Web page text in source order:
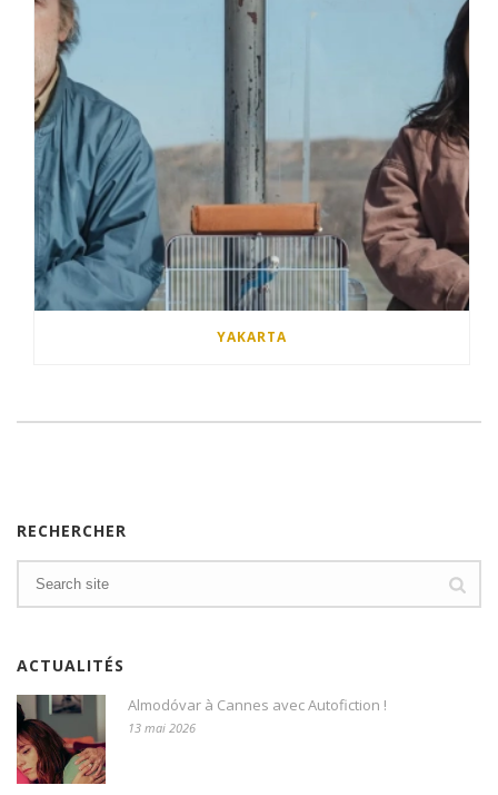
YAKARTA
RECHERCHER
ACTUALITÉS
Almodóvar à Cannes avec Autofiction !
13 mai 2026